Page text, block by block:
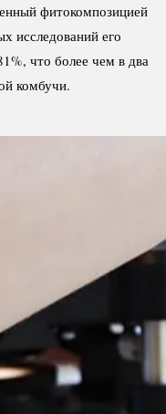
фитокомпозицией
исследований его
что более чем в два
комбучи.